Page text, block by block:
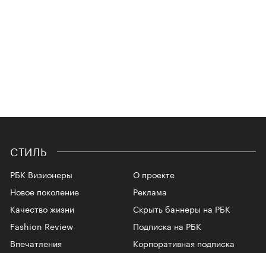
СТИЛЬ
РБК Визионеры
Новое поколение
Качество жизни
Fashion Review
Впечатления
О проекте
Реклама
Скрыть баннеры на РБК
Подписка на РБК
Корпоративная подписка